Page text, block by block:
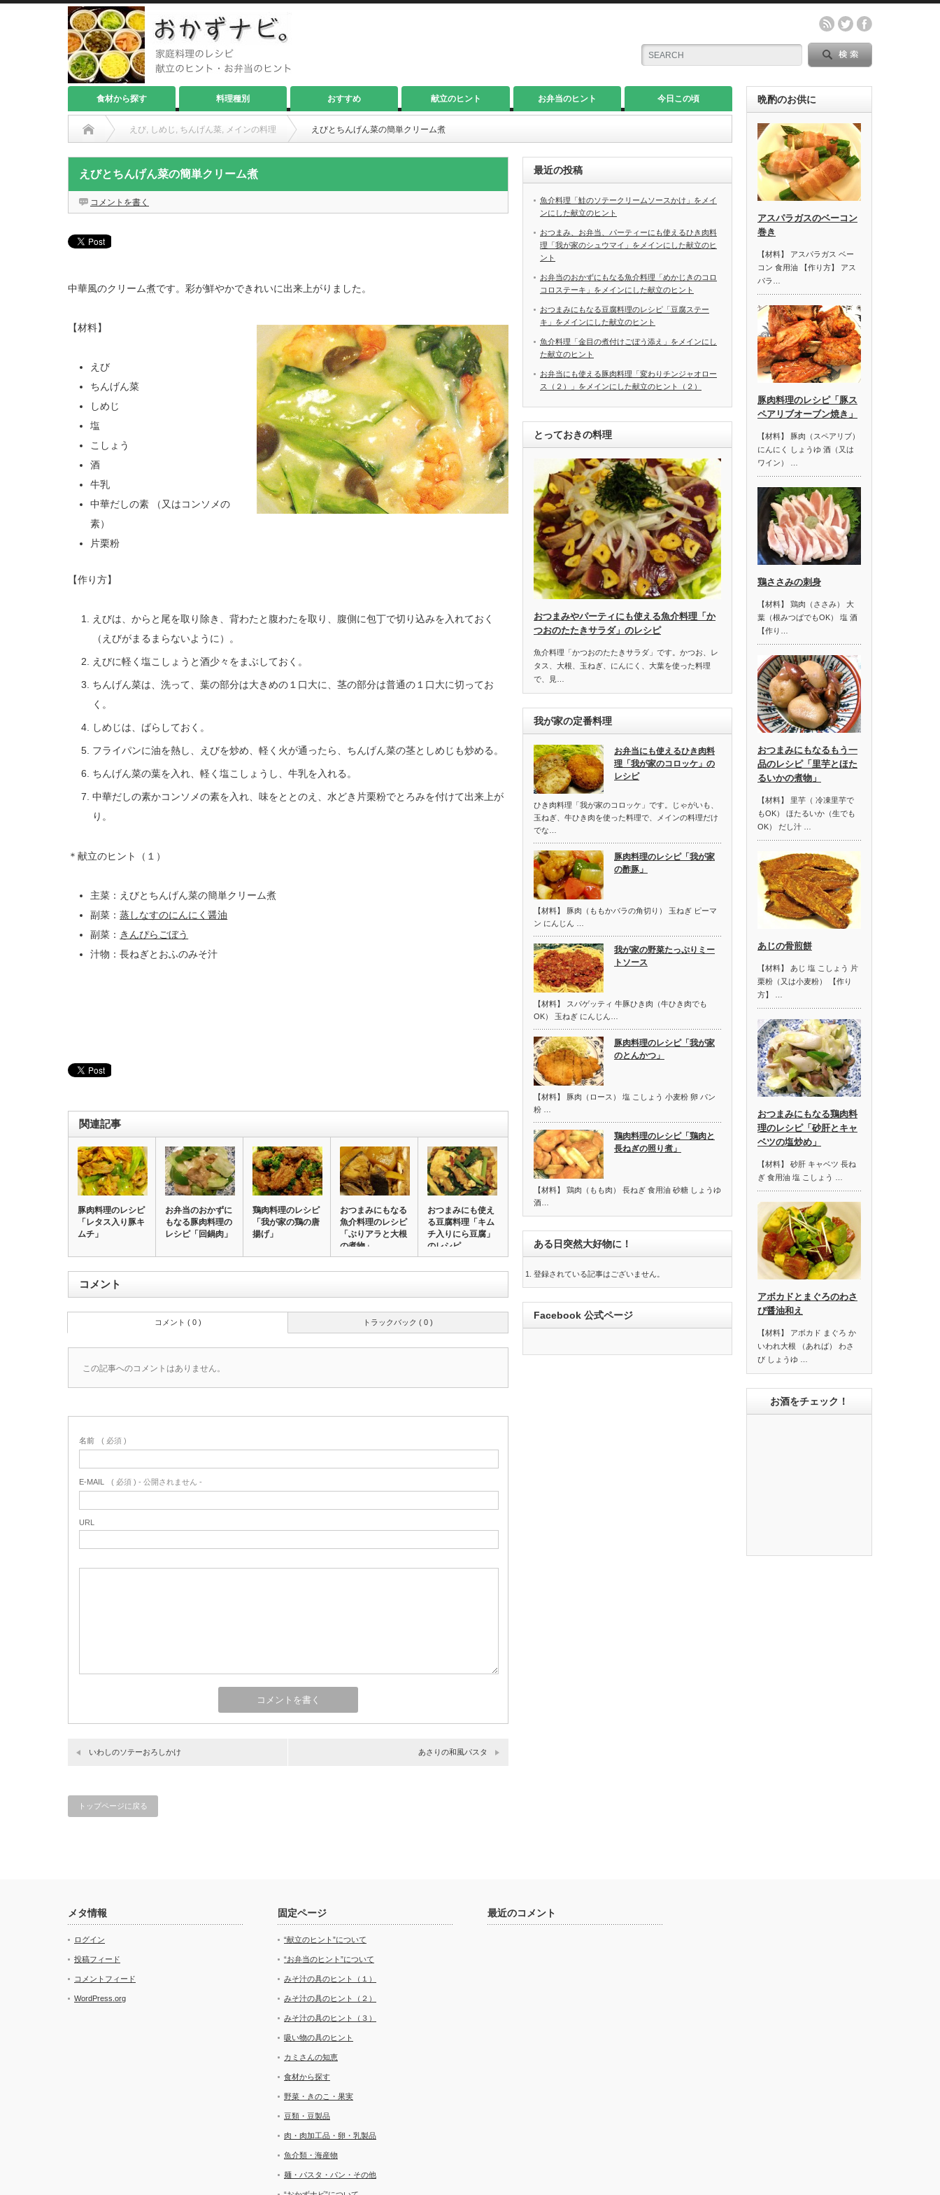
食材から探す 料理種別 おすすめ 献立のヒント お弁当のヒント 今日この頃
えび, しめじ , ちんげん菜, メインの料理 えびとちんげん菜の簡単クリーム煮
えびとちんげん菜の簡単クリーム煮
コメントを書く
中華風のクリーム煮です。彩が鮮やかできれいに出来上がりました。
【材料】
えび
ちんげん菜
しめじ
塩
こしょう
酒
牛乳
中華だしの素 （又はコンソメの
素）
片栗粉
【作り方】
えびは、からと尾を取り除き、背わたと腹わたを取り、腹側に包丁で切り込みを入れておく
（えびがまるまらないように）。
えびに軽く塩こしょうと酒少々をまぶしておく。
ちんげん菜は、洗って、葉の部分は大きめの１口大に、茎の部分は普通の１口大に切ってお
く。
しめじは、ばらしておく。
フライパンに油を熱し、えびを炒め、軽く火が通ったら、ちんげん菜の茎としめじも炒める。
ちんげん菜の葉を入れ、軽く塩こしょうし、牛乳を入れる。
中華だしの素かコンソメの素を入れ、味をととのえ、水どき片栗粉でとろみを付けて出来上が
り。
＊献立のヒント（１）
主菜：えびとちんげん菜の簡単クリーム煮
副菜：蒸しなすのにんにく醤油
副菜： きんぴらごぼう
汁物：長ねぎとおふのみそ汁
関連記事
豚肉料理のレシピ
「レタス入り豚キ
ムチ」
お弁当のおかずに
もなる豚肉料理の
レシピ「回鍋肉」
鶏肉料理のレシピ
「我が家の鶏の唐
揚げ」
おつまみにもなる
魚介料理のレシピ
「ぶりアラと大根
の煮物」
おつまみにも使え
る豆腐料理「キム
チ入りにら豆腐」
のレシピ
コメント
トラックバック ( 0 )
コメント ( 0 )
この記事へのコメントはありません。
名前 ( 必須 )
E-MAIL ( 必須 ) - 公開されません -
URL
いわしのソテーおろしかけ あさりの和風パスタ
トップページに戻る
最近の投稿
魚介料理「鮭のソテークリームソースかけ」をメイ
ンにした献立のヒント
おつまみ、お弁当、パーティーにも使えるひき肉料
理「我が家のシュウマイ」をメインにした献立のヒ
ント
お弁当のおかずにもなる魚介料理「めかじきのコロ
コロステーキ」をメインにした献立のヒント
おつまみにもなる豆腐料理のレシピ「豆腐ステー
キ」をメインにした献立のヒント
魚介料理「金目の煮付けごぼう添え」をメインにし
た献立のヒント
お弁当にも使える豚肉料理「変わりチンジャオロー
ス（２）」をメインにした献立のヒント（２）
とっておきの料理
おつまみやパーティにも使える魚介料理「か
つおのたたきサラダ」のレシピ
魚介料理「かつおのたたきサラダ」です。かつお、レ
タス、大根、玉ねぎ、にんにく、大葉を使った料理
で、見…
我が家の定番料理
お弁当にも使えるひき肉料
理「我が家のコロッケ」の
レシピ
ひき肉料理「我が家のコロッケ」です。じゃがいも、
玉ねぎ、牛ひき肉を使った料理で、メインの料理だけ
でな…
豚肉料理のレシピ「我が家
の酢豚」
【材料】 豚肉（ももかバラの角切り） 玉ねぎ ピーマ
ン にんじん …
我が家の野菜たっぷりミー
トソース
【材料】 スパゲッティ 牛豚ひき肉（牛ひき肉でも
OK） 玉ねぎ にんじん…
豚肉料理のレシピ「我が家
のとんかつ」
【材料】 豚肉（ロース） 塩 こしょう 小麦粉 卵 パン
粉 …
鶏肉料理のレシピ「鶏肉と
長ねぎの照り煮」
【材料】 鶏肉（もも肉） 長ねぎ 食用油 砂糖 しょうゆ
酒…
ある日突然大好物に！
登録されている記事はございません。
Facebook 公式ページ
晩酌のお供に
アスパラガスのベーコン
巻き
【材料】 アスパラガス ベー
コン 食用油 【作り方】 アス
パラ…
豚肉料理のレシピ「豚ス
ペアリブオーブン焼き」
【材料】 豚肉（スペアリブ）
にんにく しょうゆ 酒（又は
ワイン） …
鶏ささみの刺身
【材料】 鶏肉（ささみ） 大
葉（根みつばでもOK） 塩 酒
【作り…
おつまみにもなるもう一
品のレシピ「里芋とほた
るいかの煮物」
【材料】 里芋（ 冷凍里芋で
もOK） ほたるいか（生でも
OK） だし汁 …
あじの骨煎餅
【材料】 あじ 塩 こしょう 片
栗粉（又は小麦粉） 【作り
方】 …
おつまみにもなる鶏肉料
理のレシピ「砂肝とキャ
ベツの塩炒め」
【材料】 砂肝 キャベツ 長ね
ぎ 食用油 塩 こしょう …
アボカドとまぐろのわさ
び醤油和え
【材料】 アボカド まぐろ か
いわれ大根 （あれば） わさ
び しょうゆ …
お酒をチェック！
メタ情報
ログイン
投稿フィード
コメントフィード
WordPress.org
固定ページ
“献立のヒント”について
“お弁当のヒント”について
みそ汁の具のヒント（１）
みそ汁の具のヒント（２）
みそ汁の具のヒント（３）
吸い物の具のヒント
カミさんの知恵
食材から探す
野菜・きのこ・果実
豆類・豆製品
肉・肉加工品・卵・乳製品
魚介類・海産物
麺・パスタ・パン・その他
最近のコメント